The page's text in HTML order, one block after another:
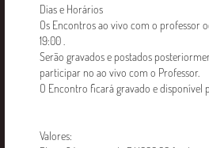
Dias e Horários
Os Encontros ao vivo com o professor
19:00 .
Serão gravados e postados
participar no ao vivo com o Professor.
O Encontro ficará gravado e disponível
Valores: